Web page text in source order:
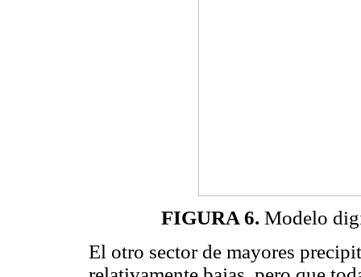
FIGURA 6. Modelo
El otro sector de mayores